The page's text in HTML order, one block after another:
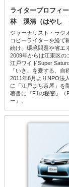
ライタープロフィ
林 溪清（はやし
ジャーナリスト・ラジ
コピーライターを経て
続け、環境問題や省エ
2009年からは江東区の
江戸ワイドSuper
「いき」を愛する、自
2011年8月よりNPO法
に「江戸まち茶屋」を
著書に『F1の秘密』
ー』。